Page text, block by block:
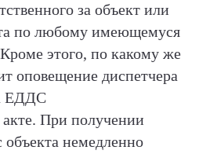
за объект или
по любому имеющемуся
этого, по какому же
оповещение диспетчера
ЕДДС
При получении
немедленно